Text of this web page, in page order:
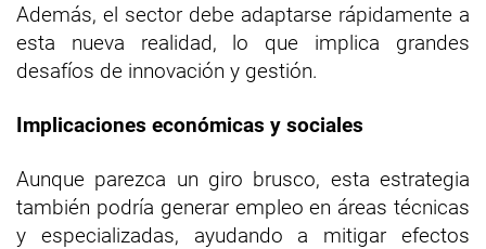
Además, el sector debe adaptarse rápidamente a
esta nueva realidad, lo que implica grandes
desafíos de innovación y gestión.
Implicaciones económicas y sociales
Aunque parezca un giro brusco, esta estrategia
también podría generar empleo en áreas técnicas
y especializadas, ayudando a mitigar efectos